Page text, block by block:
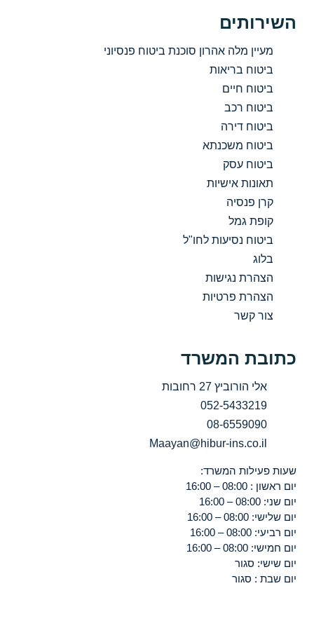
השירותים
מעיין מלה אהרון סוכנת ביטוח פנסיוני
ביטוח בריאות
ביטוח חיים
ביטוח רכב
ביטוח דירה
ביטוח משכנתא
ביטוח עסק
תאונות אישיות
קרן פנסיה
קופת גמל
ביטוח נסיעות לחו"ל
בלוג
הצהרת נגישות
הצהרת פרטיות
צור קשר
כתובת המשרד
אלי הורוביץ 27 רחובות
052-5433219
08-6559090
Maayan@hibur-ins.co.il
שעות פעילות המשרד:
יום ראשון : 08:00 – 16:00
יום שני: 08:00 – 16:00
יום שלישי: 08:00 – 16:00
יום רביעי: 08:00 – 16:00
יום חמישי: 08:00 – 16:00
יום שישי: סגור
יום שבת : סגור